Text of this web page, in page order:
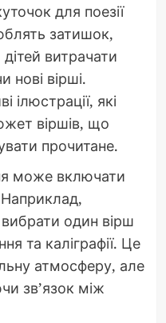
для поезії
затишок,
витрачати
нові вірші.
ілюстрації, які
віршів, що
прочитане.
може включати
Наприклад,
один вірш
та каліграфії. Це
атмосферу, але
зв’язок між